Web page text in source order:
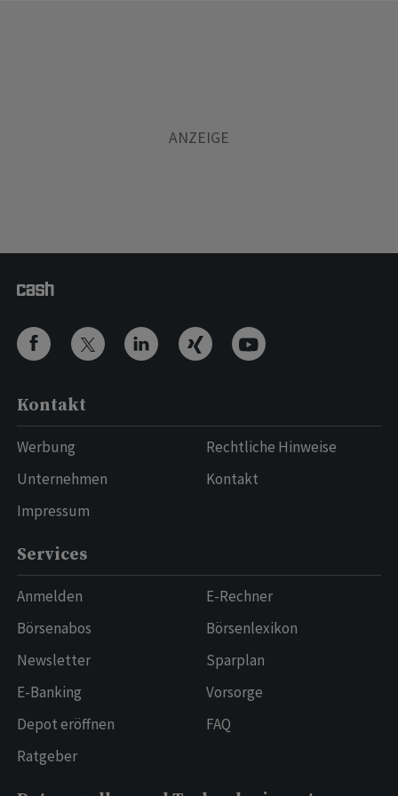
Kontakt
Werbung
Unternehmen
Impressum
Rechtliche Hinweise
Kontakt
Services
Anmelden
Börsenabos
Newsletter
E-Banking
Depot eröffnen
Ratgeber
E-Rechner
Börsenlexikon
Sparplan
Vorsorge
FAQ